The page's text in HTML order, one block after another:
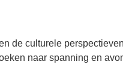
de culturele
naar spanning en